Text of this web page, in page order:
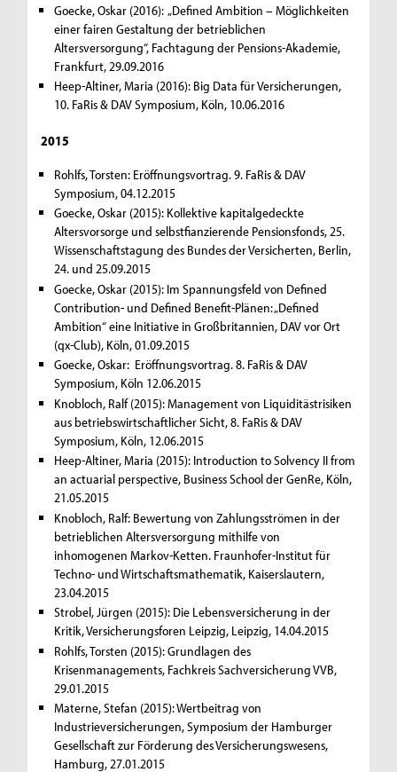
Goecke, Oskar (2016): „Defined Ambition – Möglichkeiten
einer fairen Gestaltung der betrieblichen
Altersversorgung“, Fachtagung der Pensions-Akademie,
Frankfurt, 29.09.2016
Heep-Altiner, Maria (2016): Big Data für Versicherungen,
10. FaRis & DAV Symposium, Köln, 10.06.2016
2015
Rohlfs, Torsten: Eröffnungsvortrag. 9. FaRis & DAV
Symposium, 04.12.2015
Goecke, Oskar (2015): Kollektive kapitalgedeckte
Altersvorsorge und selbstfianzierende Pensionsfonds, 25.
Wissenschaftstagung des Bundes der Versicherten, Berlin,
24. und 25.09.2015
Goecke, Oskar (2015): Im Spannungsfeld von Defined
Contribution- und Defined Benefit-Plänen: „Defined
Ambition“ eine Initiative in Großbritannien, DAV vor Ort
(qx-Club), Köln, 01.09.2015
Goecke, Oskar: Eröffnungsvortrag. 8. FaRis & DAV
Symposium, Köln 12.06.2015
Knobloch, Ralf (2015): Management von Liquiditästrisiken
aus betriebswirtschaftlicher Sicht, 8. FaRis & DAV
Symposium, Köln, 12.06.2015
Heep-Altiner, Maria (2015): Introduction to Solvency II from
an actuarial perspective, Business School der GenRe, Köln,
21.05.2015
Knobloch, Ralf: Bewertung von Zahlungsströmen in der
betrieblichen Altersversorgung mithilfe von
inhomogenen Markov-Ketten. Fraunhofer-Institut für
Techno- und Wirtschaftsmathematik, Kaiserslautern,
23.04.2015
Strobel, Jürgen (2015): Die Lebensversicherung in der
Kritik, Versicherungsforen Leipzig, Leipzig, 14.04.2015
Rohlfs, Torsten (2015): Grundlagen des
Krisenmanagements, Fachkreis Sachversicherung VVB,
29.01.2015
Materne, Stefan (2015): Wertbeitrag von
Industrieversicherungen, Symposium der Hamburger
Gesellschaft zur Förderung des Versicherungswesens,
Hamburg, 27.01.2015